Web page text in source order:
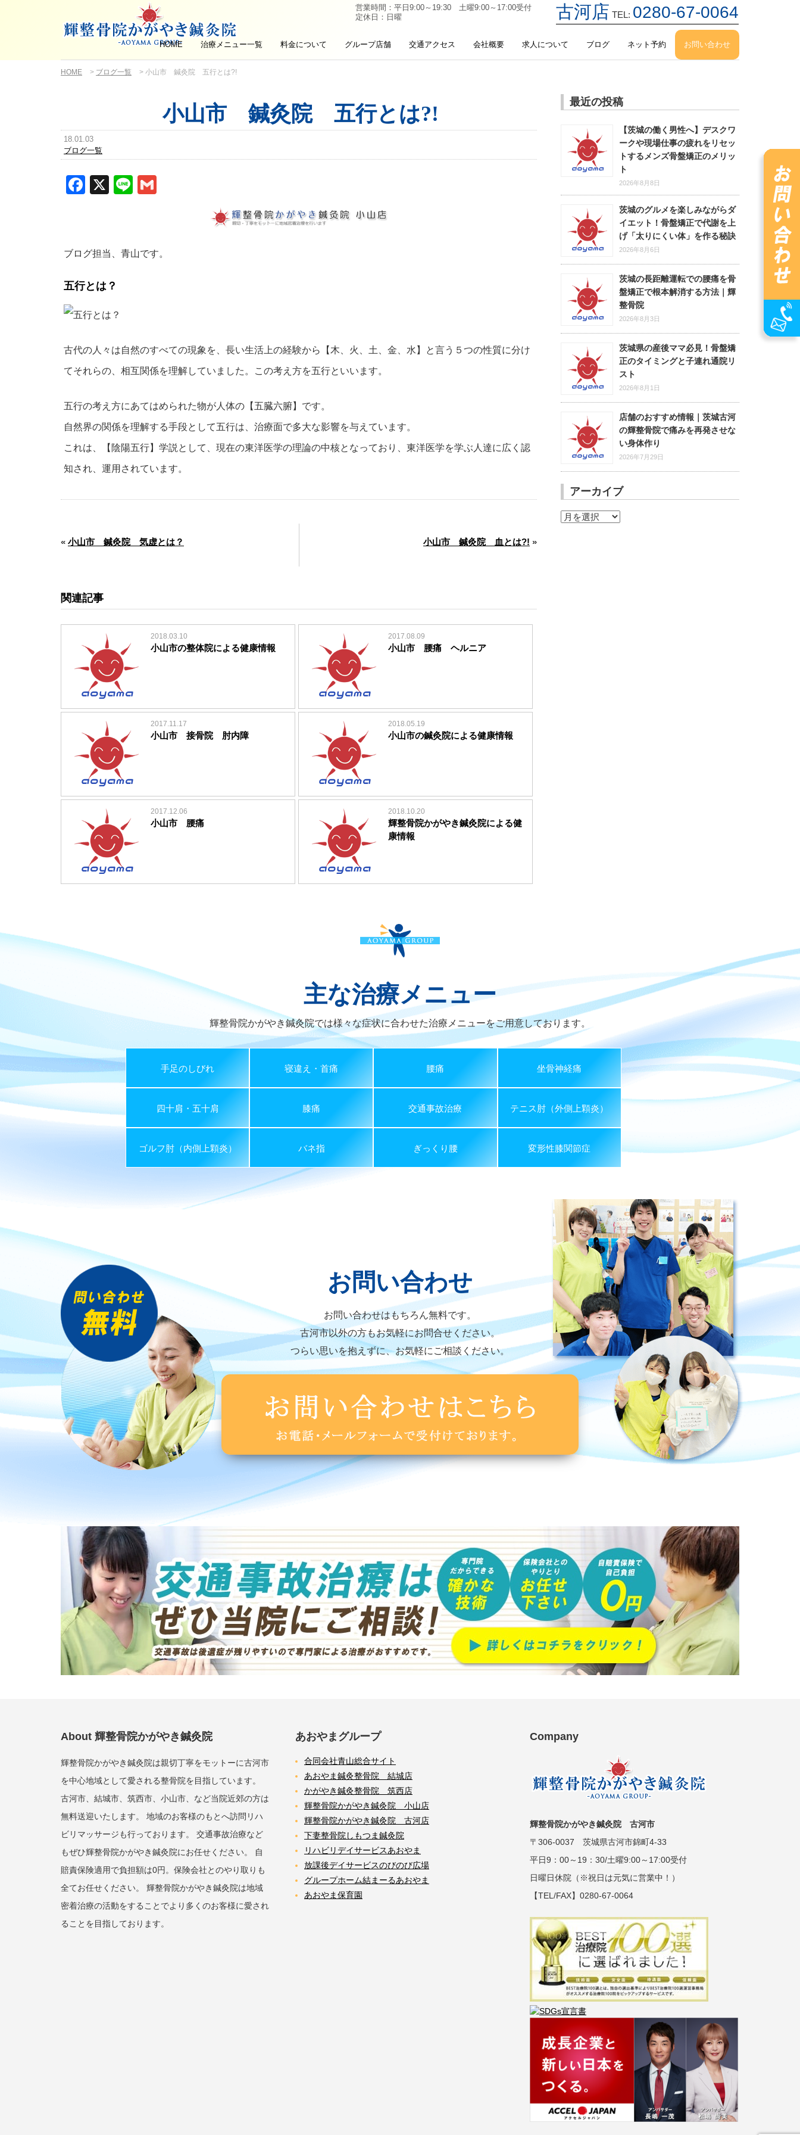
営業時間：平日9:00～19:30 土曜9:00～17:00受付
定休日：日曜
古河店 TEL: 0280-67-0064
HOME 治療メニュー一覧 料金について グループ店舗 交通アクセス 会社概要 求人について ブログ ネット予約 お問い合わせ
HOME > ブログ一覧 > 小山市 鍼灸院 五行とは?!
小山市 鍼灸院 五行とは?!
18.01.03
ブログ一覧
Facebook
X Line
ブログ担当、青山です。
五行とは？
古代の人々は自然のすべての現象を、長い生活上の経験から【木、火、土、金、水】と言う５つの性質に分け
てそれらの、相互関係を理解していました。この考え方を五行といいます。
五行の考え方にあてはめられた物が人体の【五臓六腑】です。
自然界の関係を理解する手段として五行は、治療面で多大な影響を与えています。
これは、【陰陽五行】学説として、現在の東洋医学の理論の中核となっており、東洋医学を学ぶ人達に広く認
知され、運用されています。
« 小山市 鍼灸院 気虚とは？ 小山市 鍼灸院 血とは?! »
関連記事
2018.03.10
小山市の整体院による健康情報
2017.08.09
小山市 腰痛 ヘルニア
2017.11.17
小山市 接骨院 肘内障
2018.05.19
小山市の鍼灸院による健康情報
2017.12.06
小山市 腰痛
2018.10.20
輝整骨院かがやき鍼灸院による健
康情報
最近の投稿
【茨城の働く男性へ】デスクワ
ークや現場仕事の疲れをリセッ
トするメンズ骨盤矯正のメリッ
ト
2026年8月8日
茨城のグルメを楽しみながらダ
イエット！骨盤矯正で代謝を上
げ「太りにくい体」を作る秘訣
2026年8月6日
茨城の長距離運転での腰痛を骨
盤矯正で根本解消する方法｜輝
整骨院
2026年8月3日
茨城県の産後ママ必見！骨盤矯
正のタイミングと子連れ通院リ
スト
2026年8月1日
店舗のおすすめ情報｜茨城古河
の輝整骨院で痛みを再発させな
い身体作り
2026年7月29日
アーカイブ
ア
主な治療メニュー
輝整骨院かがやき鍼灸院では様々な症状に合わせた治療メニューをご用意しております。
手足のしびれ 寝違え・首痛 腰痛 坐骨神経痛
四十肩・五十肩 膝痛 交通事故治療 テニス肘（外側上顆炎）
ゴルフ肘（内側上顆炎） バネ指 ぎっくり腰 変形性膝関節症
お問い合わせ
お問い合わせはもちろん無料です。
古河市以外の方もお気軽にお問合せください。
つらい思いを抱えずに、お気軽にご相談ください。
About 輝整骨院かがやき鍼灸院
輝整骨院かがやき鍼灸院は親切丁寧をモットーに古河市
を中心地域として愛される整骨院を目指しています。
古河市、結城市、筑西市、小山市、など当院近郊の方は
無料送迎いたします。 地域のお客様のもとへ訪問リハ
ビリマッサージも行っております。 交通事故治療など
もぜひ輝整骨院かがやき鍼灸院にお任せください。 自
賠責保険適用で負担額は0円。保険会社とのやり取りも
全てお任せください。 輝整骨院かがやき鍼灸院は地域
密着治療の活動をすることでより多くのお客様に愛され
ることを目指しております。
あおやまグループ
合同会社青山総合サイト
あおやま鍼灸整骨院 結城店
かがやき鍼灸整骨院 筑西店
輝整骨院かがやき鍼灸院 小山店
輝整骨院かがやき鍼灸院 古河店
下妻整骨院しもつま鍼灸院
リハビリデイサービスあおやま
放課後デイサービスのびのび広場
グループホーム結まーるあおやま
あおやま保育園
Company
輝整骨院かがやき鍼灸院 古河市
〒306-0037 茨城県古河市錦町4-33
平日9：00～19：30/土曜9:00～17:00受付
日曜日休院（※祝日は元気に営業中！）
【TEL/FAX】0280-67-0064